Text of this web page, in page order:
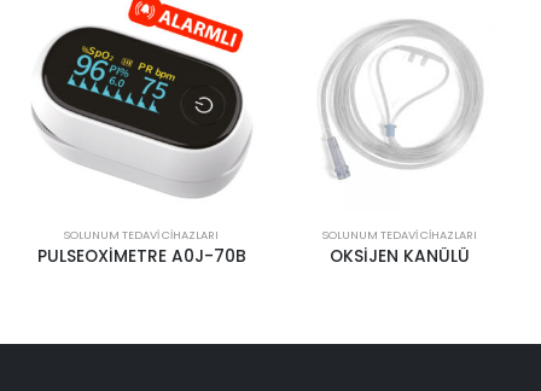
SOLUNUM TEDAVI CIHAZLARI
A0J-70B
SOLUNUM TEDAVI CIHAZLARI
OKSİJEN KANÜLÜ